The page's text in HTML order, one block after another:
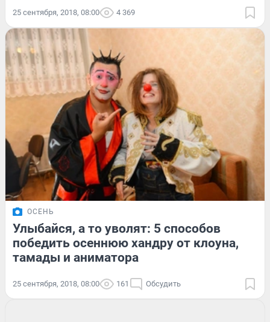
25 сентября, 2018, 08:00 4 369
ОСЕНЬ
Улыбайся, а то уволят: 5 способов
победить осеннюю хандру от клоуна,
тамады и аниматора
25 сентября, 2018, 08:00 161 Обсудить